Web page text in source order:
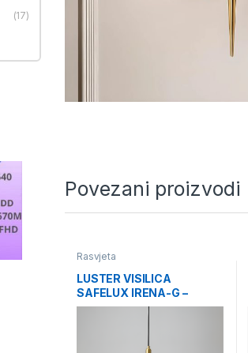
Povezani proizvodi
Rasvjeta
LUSTER VISILICA
SAFELUX IRENA-G –
ZLATNI- 5 KUGLI
(17)